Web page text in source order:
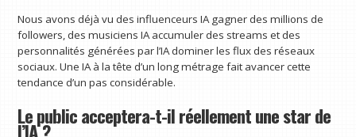
Nous avons déjà vu des influenceurs IA gagner des millions de
followers, des musiciens IA accumuler des streams et des
personnalités générées par l’IA dominer les flux des réseaux
sociaux. Une IA à la tête d’un long métrage fait avancer cette
tendance d’un pas considérable.
Le public acceptera-t-il réellement une star de
l’IA ?